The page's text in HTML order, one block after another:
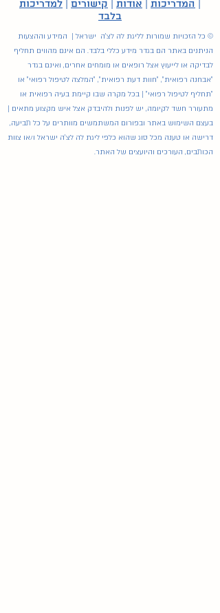
המדריכות אודות קישורים
למדריכות
בלבד
© כל הזכויות שמורות לליגת לה לצ'ה ישראל | המידע וההצעות
הניתנים באתר הם בגדר מידע כללי בלבד. הם אינם מהווים תחליף
לבדיקה או לייעוץ אצל רופאים או מומחים אחרים, ואינם בגדר
"אבחנה רפואית", "חוות דעת רפואית", "המלצה לטיפול רפואי" או
"תחליף לטיפול רפואי" | בכל מקרה שבו קיימת בעיה רפואית או
מתעורר חשד לקיומה, יש לפנות ולהיבדק אצל איש מקצוע מתאים |
בעצם השימוש באתר ובפורום המשתמשים מוותרים על כל תביעה,
דרישה או טענה מכל סוג שהוא כלפי ליגת לה לצ'ה ישראל ו/או צוות
הכותבים, העורכים והיועצים של האתר.